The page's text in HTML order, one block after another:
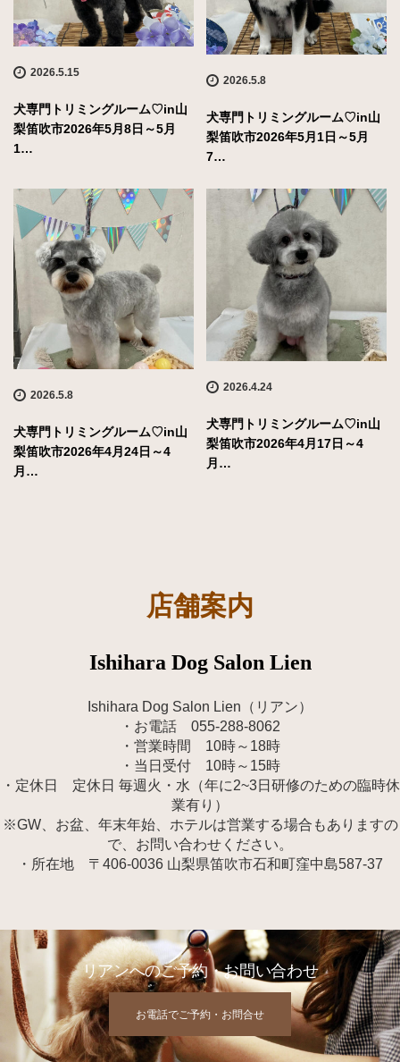
2026.5.15
犬専門トリミングルーム♡in山
梨笛吹市2026年5月8日～5月
1…
2026.5.8
犬専門トリミングルーム♡in山
梨笛吹市2026年5月1日～5月
7…
2026.5.8
犬専門トリミングルーム♡in山
梨笛吹市2026年4月24日～4
月…
2026.4.24
犬専門トリミングルーム♡in山
梨笛吹市2026年4月17日～4
月…
店舗案内
Ishihara Dog Salon Lien
Ishihara Dog Salon Lien（リアン）
・お電話 055-288-8062
・営業時間 10時～18時
・当日受付 10時～15時
・定休日 定休日 毎週火・水（年に2~3日研修のための臨時休
業有り）
※GW、お盆、年末年始、ホテルは営業する場合もありますの
で、お問い合わせください。
・所在地 〒406-0036 山梨県笛吹市石和町窪中島587-37
リアンへのご予約・お問い合わせ
お電話でご予約・お問合せ